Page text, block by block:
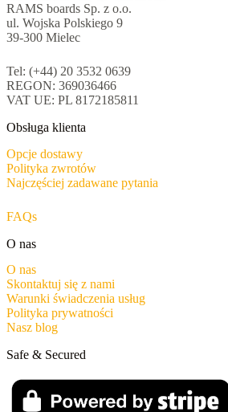
RAMS boards Sp. z o.o.
ul. Wojska Polskiego 9
39-300 Mielec
Tel: (+44) 20 3532 0639
REGON: 369036466
VAT UE: PL 8172185811
Obsługa klienta
Opcje dostawy
Polityka zwrotów
Najczęściej zadawane pytania
FAQs
O nas
O nas
Skontaktuj się z nami
Warunki świadczenia usług
Polityka prywatności
Nasz blog
Safe & Secured